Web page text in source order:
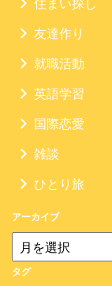
友達作り
就職活動
英語学習
国際恋愛
雑談
ひとり旅
アーカイブ
タグ